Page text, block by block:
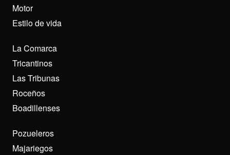
Motor
Estilo de vida
La Comarca
Tricantinos
Las Tribunas
Roceños
Boadillenses
Pozueleros
Majariegos